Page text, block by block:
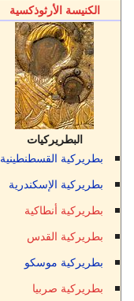
الكنيسة الأرثوذكسية
البطريركيات
بطريركية القسطنطينية
بطريركية الإسكندرية
بطريركية أنطاكية
بطريركية القدس
بطريركية موسكو
بطريركية صربيا